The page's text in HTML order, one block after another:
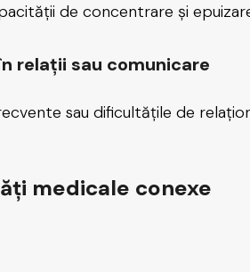
de concentrare și
relații sau comunicare
sau dificultățile de
medicale conexe